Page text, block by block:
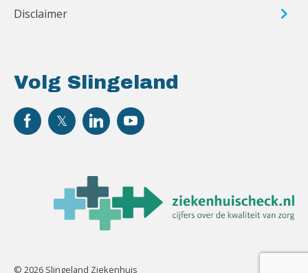
Volg Slingeland
Disclaimer
© 2026 Slingeland Ziekenhuis